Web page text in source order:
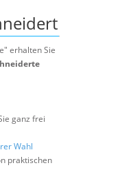
erhalten Sie
ganz frei
Wahl
praktischen